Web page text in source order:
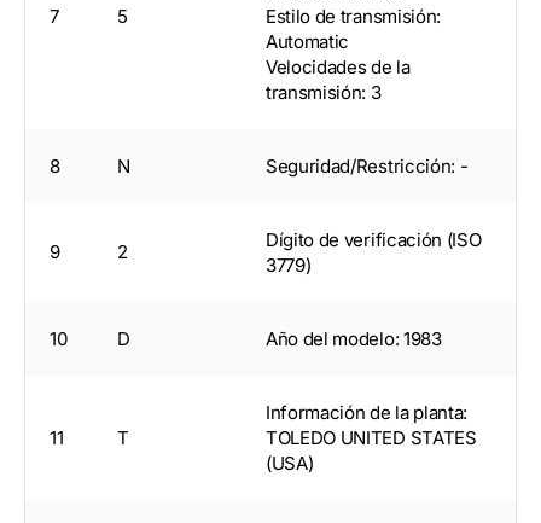
7 5
Estilo de transmisión:
Automatic
Velocidades de la
transmisión: 3
8 N Seguridad/Restricción: -
9 2
Dígito de verificación (ISO
3779)
10 D Año del modelo: 1983
11 T
Información de la planta:
TOLEDO UNITED STATES
(USA)